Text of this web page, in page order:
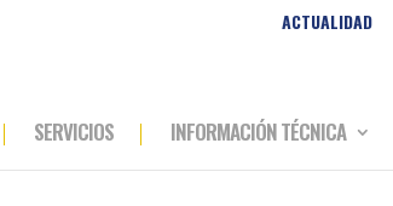
ACTUALIDAD
SERVICIOS INFORMACIÓN TÉCNICA